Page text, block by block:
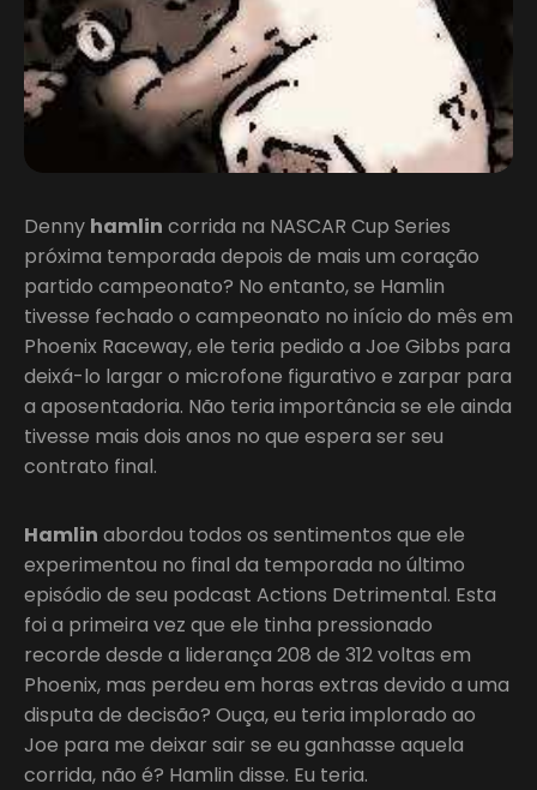
Denny hamlin corrida na NASCAR Cup Series
próxima temporada depois de mais um coração
partido campeonato? No entanto, se Hamlin
tivesse fechado o campeonato no início do mês em
Phoenix Raceway, ele teria pedido a Joe Gibbs para
deixá-lo largar o microfone figurativo e zarpar para
a aposentadoria. Não teria importância se ele ainda
tivesse mais dois anos no que espera ser seu
contrato final.
Hamlin abordou todos os sentimentos que ele
experimentou no final da temporada no último
episódio de seu podcast Actions Detrimental. Esta
foi a primeira vez que ele tinha pressionado
recorde desde a liderança 208 de 312 voltas em
Phoenix, mas perdeu em horas extras devido a uma
disputa de decisão? Ouça, eu teria implorado ao
Joe para me deixar sair se eu ganhasse aquela
corrida, não é? Hamlin disse. Eu teria.